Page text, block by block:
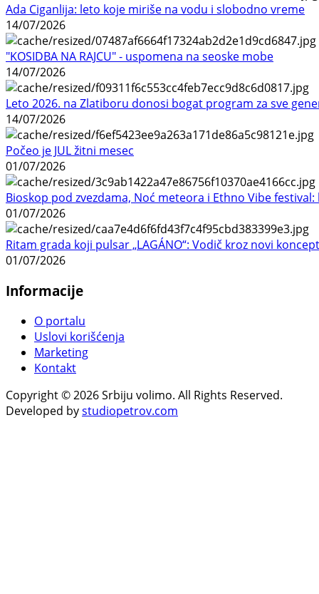
Ada Ciganlija: leto koje miriše na vodu i slobodno vreme
14/07/2026
"KOSIDBA NA RAJCU" - uspomena na seoske mobe
14/07/2026
Leto 2026. na Zlatiboru donosi bogat program za sve
14/07/2026
Počeo je JUL žitni mesec
01/07/2026
Bioskop pod zvezdama, Noć meteora i Ethno Vibe
01/07/2026
Ritam grada koji pulsar „LAGÁNO“: Vodič kroz novi
01/07/2026
Informacije
O portalu
Uslovi korišćenja
Marketing
Kontakt
Copyright © 2026 Srbiju volimo. All Rights Reserved.
Developed bystudiopetrov.com